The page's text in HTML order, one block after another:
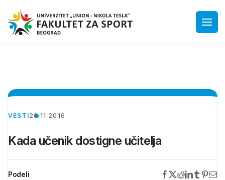
VESTI26.11.2016
Kada učenik dostigne učitelja
Podeli